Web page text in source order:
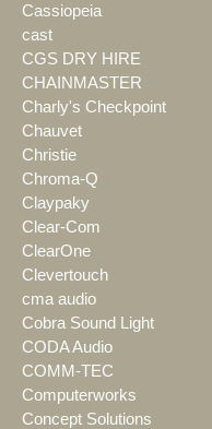
Cassiopeia
cast
CGS DRY HIRE
CHAINMASTER
Charly's Checkpoint
Chauvet
Christie
Chroma-Q
Claypaky
Clear-Com
ClearOne
Clevertouch
cma audio
Cobra Sound Light
CODA Audio
COMM-TEC
Computerworks
Concept Solutions